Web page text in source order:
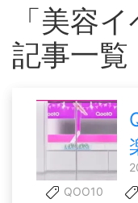
「美容
記事一覧
QOO10